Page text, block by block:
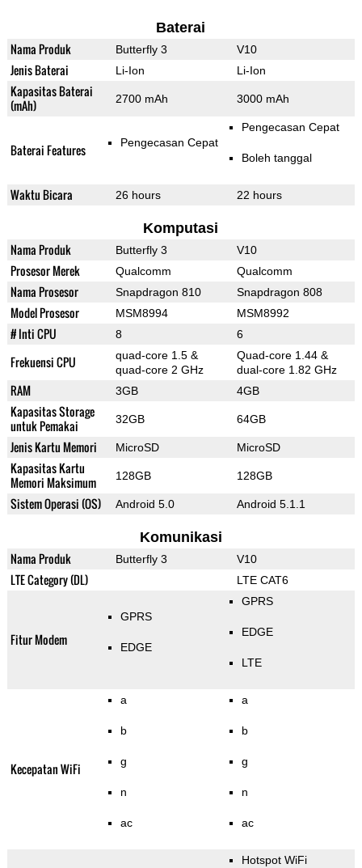
Baterai
Nama Produk Butterfly 3 V10
Jenis Baterai Li-Ion Li-Ion
Kapasitas Baterai
(mAh)
2700 mAh 3000 mAh
Baterai Features Pengecasan Cepat
Pengecasan Cepat
Boleh tanggal
Waktu Bicara 26 hours 22 hours
Komputasi
Nama Produk Butterfly 3 V10
Prosesor Merek Qualcomm Qualcomm
Nama Prosesor Snapdragon 810 Snapdragon 808
Model Prosesor MSM8994 MSM8992
# Inti CPU 8 6
Frekuensi CPU
quad-core 1.5 &
quad-core 2 GHz
Quad-core 1.44 &
dual-core 1.82 GHz
RAM 3GB 4GB
Kapasitas Storage
untuk Pemakai
32GB 64GB
Jenis Kartu Memori MicroSD MicroSD
Kapasitas Kartu
Memori Maksimum
128GB 128GB
Sistem Operasi (OS) Android 5.0 Android 5.1.1
Komunikasi
Nama Produk Butterfly 3 V10
LTE Category (DL) LTE CAT6
Fitur Modem
GPRS
EDGE
GPRS
EDGE
LTE
Kecepatan WiFi
a
b
g
n
ac
a
b
g
n
ac
Hotspot WiFi